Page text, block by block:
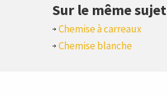
Sur le même sujet
Chemise à carreaux
Chemise blanche